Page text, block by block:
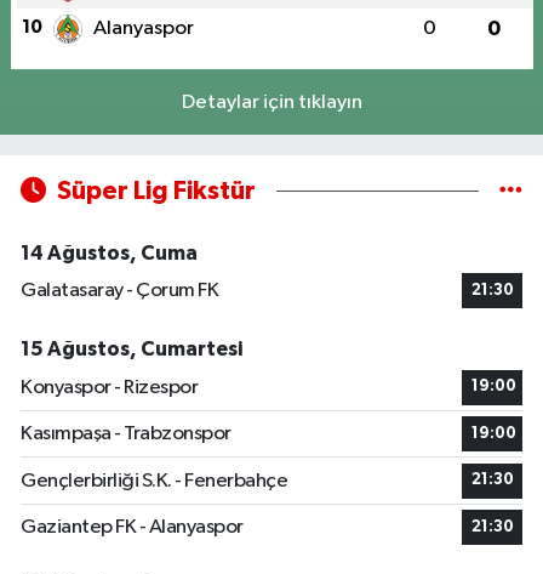
10 Alanyaspor 0 0
Detaylar için tıklayın
Süper Lig Fikstür
14 Ağustos, Cuma
Galatasaray - Çorum FK
21:30
15 Ağustos, Cumartesi
Konyaspor - Rizespor
19:00
Kasımpaşa - Trabzonspor 19:00
Gençlerbirliği S.K. - Fenerbahçe 21:30
Gaziantep FK - Alanyaspor 21:30